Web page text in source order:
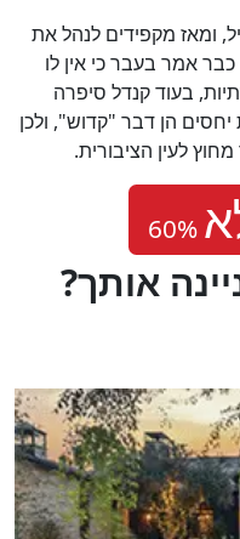
ומאז מקפידים לנהל את
אמר בעבר כי אין לו
בעוד קנדל סיפרה
הן דבר "קדוש", ולכן
לעין הציבורית.
אותך